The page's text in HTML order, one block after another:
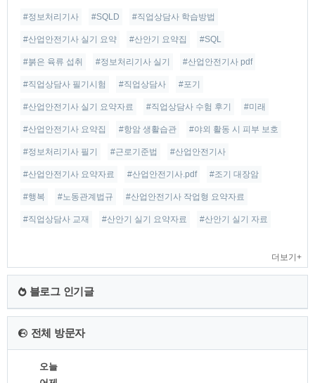
#정보처리기사 #SQLD #직업상담사 학습방법
#산업안전기사 실기 요약 #산안기 요약집 #SQL
#붉은 육류 섭취 #정보처리기사 실기 #산업안전기사 pdf
#직업상담사 필기시험 #직업상담사 #포기
#산업안전기사 실기 요약자료 #직업상담사 수험 후기 #미래
#산업안전기사 요약집 #항암 생활습관 #야외 활동 시 피부 보호
#정보처리기사 필기 #근로기준법 #산업안전기사
#산업안전기사 요약자료 #산업안전기사.pdf #조기 대장암
#행복 #노동관계법규 #산업안전기사 작업형 요약자료
#직업상담사 교재 #산안기 실기 요약자료 #산안기 실기 자료
더보기+
블로그 인기글
전체 방문자
오늘